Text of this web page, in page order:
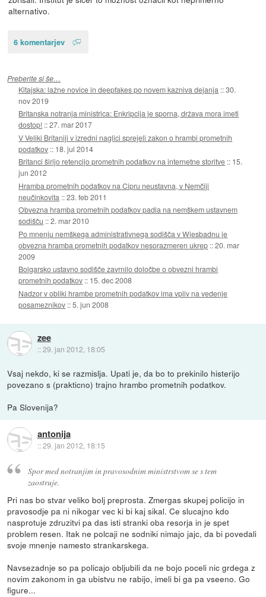
alternativo.
6 komentarjev
Preberite si še…
Kitajska: lažne novice in deepfakes po novem kazniva dejanja ::30.
nov 2019
Britanska notranja ministrica: Enkripcija je sporna, država mora imeti
dostop! ::27. mar 2017
V Veliki Britaniji v izredni naglici sprejeli zakon o hrambi prometnih
podatkov :: 18. jul 2014
Britanci širijo retencijo prometnih podatkov na internetne storitve :: 15.
jun 2012
Hramba prometnih podatkov na Cipru neustavna, v Nemčiji
neučinkovita ::23. feb 2011
Obvezna hramba prometnih podatkov padla na nemškem ustavnem
sodišču ::2. mar 2010
Po mnenju nemškega administrativnega sodišča v Wiesbadnu je
obvezna hramba prometnih podatkov nesorazmeren ukrep ::20. mar
2009
Bolgarsko ustavno sodišče zavrnilo določbe o obvezni hrambi
prometnih podatkov :: 15. dec 2008
Nadzor v obliki hrambe prometnih podatkov ima vpliv na vedenje
posameznikov ::5. jun 2008
zee
::29. jan 2012, 18:05
Vsaj nekdo, ki se razmislja. Upati je, da bo to prekinilo histerijo
povezano s (prakticno) trajno hrambo prometnih podatkov.
Pa Slovenija?
antonija
::29. jan 2012, 18:15
Spor med notranjim in pravosodnim ministrstvom se s tem
zaostruje.
Pri nas bo stvar veliko bolj preprosta. Zmergas skupej policijo in
pravosodje pa ni nikogar vec ki bi kaj sikal. Ce slucajno kdo
nasprotuje zdruzitvi pa das isti stranki oba resorja in je spet
problem resen. Itak ne polcaji ne sodniki nimajo jajc, da bi povedali
svoje mnenje namesto strankarskega.
Navsezadnje so pa policajo obljubili da ne bojo poceli nic grdega z
novim zakonom in ga ubistvu ne rabijo, imeli bi ga pa vseeno. Go
figure...